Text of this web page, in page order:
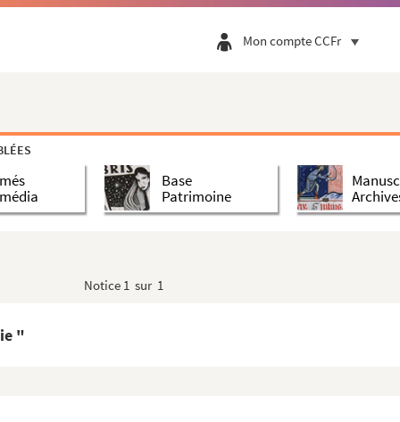
Mon compte CCFr
Base
Patrimoine
Notice 1 sur 1
"